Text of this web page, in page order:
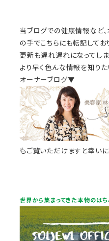
当ブログでの健康情報など、
の手でこちらにも転記してお
更新も遅れ遅れになってしま
より早く色んな情報を知りた
オーナーブログ▼
もご覧いただけますと幸いに
世界から集まってきた本物のは